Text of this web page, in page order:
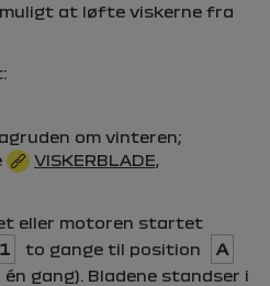
at løfte viskerne fra
om vinteren;
VISKERBLADE,
eller motoren startet
1 to gange til position
A
gang). Bladene standser i